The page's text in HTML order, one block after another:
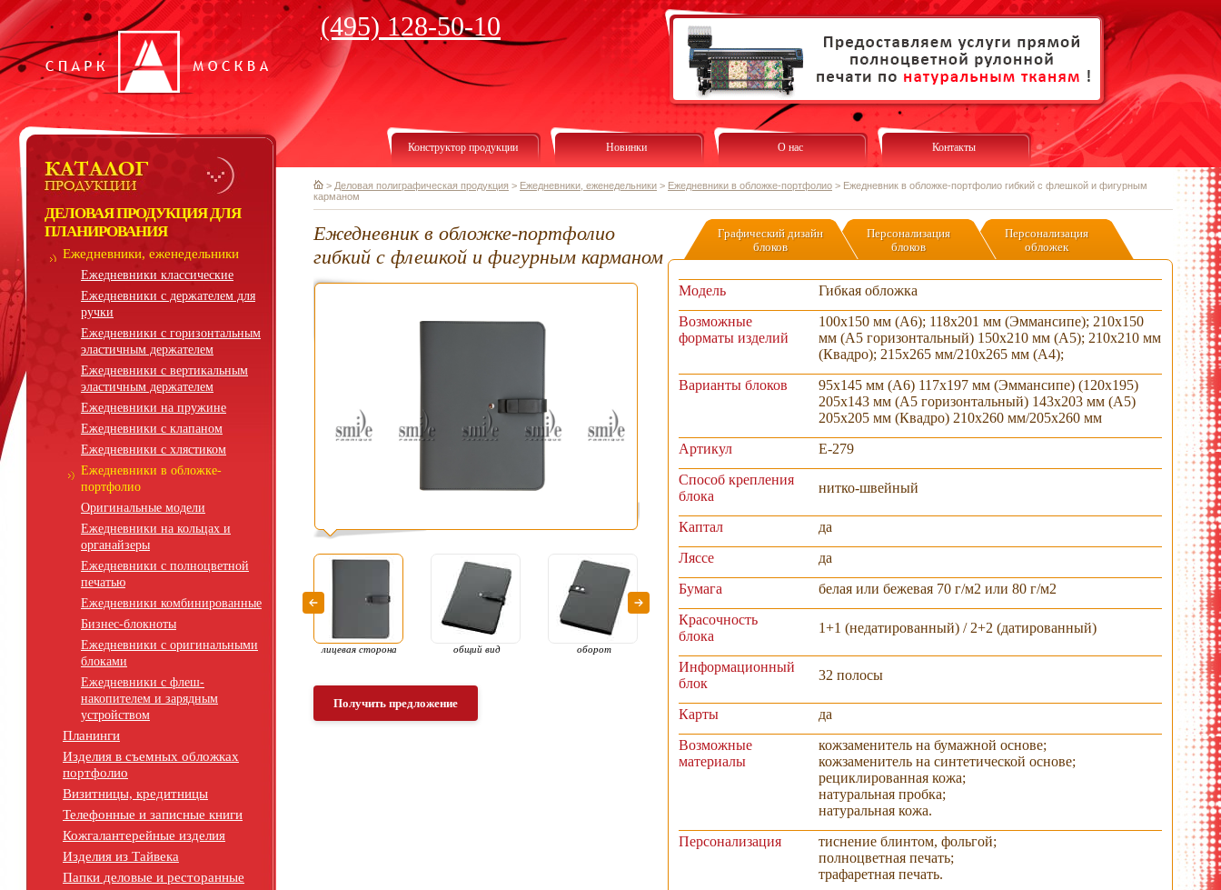
(495) 128-50-10
ДЕЛОВАЯ ПРОДУКЦИЯ ДЛЯ
ПЛАНИРОВАНИЯ
Ежедневники, еженедельники
Ежедневники классические
Ежедневники с держателем для
ручки
Ежедневники с горизонтальным
эластичным держателем
Ежедневники с вертикальным
эластичным держателем
Ежедневники на пружине
Ежедневники с клапаном
Ежедневники с хлястиком
Ежедневники в обложке-
портфолио
Оригинальные модели
Ежедневники на кольцах и
органайзеры
Ежедневники с полноцветной
печатью
Ежедневники комбинированные
Бизнес-блокноты
Ежедневники с оригинальными
блоками
Ежедневники с флеш-
накопителем и зарядным
устройством
Планинги
Изделия в съемных обложках
портфолио
Визитницы, кредитницы
Телефонные и записные книги
Кожгалантерейные изделия
Изделия из Тайвека
Папки деловые и ресторанные
Конструктор продукции Новинки О нас Контакты
> Деловая полиграфическая продукция > Ежедневники, еженедельники > Ежедневники в обложке-портфолио > Ежедневник в обложке-портфолио гибкий с флешкой и фигурным
карманом
Ежедневник в обложке-портфолио
гибкий с флешкой и фигурным карманом
лицевая сторона общий вид оборот раскрытый вид
Получить предложение
Графический дизайн
блоков
Персонализация
блоков
Персонализация
обложек
Модель
Гибкая обложка
Возможные
форматы изделий
100х150 мм (А6); 118х201 мм (Эммансипе); 210х150
мм (А5 горизонтальный) 150х210 мм (А5); 210х210 мм
(Квадро); 215х265 мм/210х265 мм (А4);
Варианты блоков
95х145 мм (А6) 117х197 мм (Эммансипе) (120х195)
205х143 мм (А5 горизонтальный) 143х203 мм (А5)
205х205 мм (Квадро) 210х260 мм/205х260 мм
Артикул
E-279
Способ крепления
блока
нитко-швейный
Каптал
да
Ляссе
да
Бумага
белая или бежевая 70 г/м2 или 80 г/м2
Красочность
блока
1+1 (недатированный) / 2+2 (датированный)
Информационный
блок
32 полосы
Карты
да
Возможные
материалы
кожзаменитель на бумажной основе;
кожзаменитель на синтетической основе;
рециклированная кожа;
натуральная пробка;
натуральная кожа.
Персонализация
тиснение блинтом, фольгой;
полноцветная печать;
трафаретная печать.